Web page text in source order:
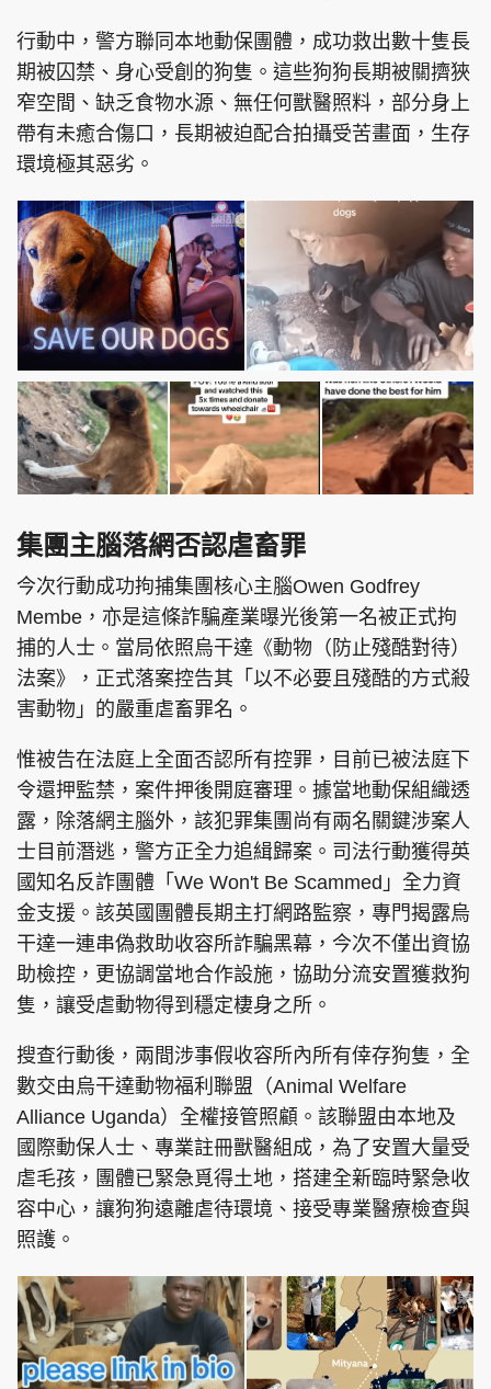
行動中，警方聯同本地動保團體，成功救出數十隻長
期被囚禁、身心受創的狗隻。這些狗狗長期被關擠狹
窄空間、缺乏食物水源、無任何獸醫照料，部分身上
帶有未癒合傷口，長期被迫配合拍攝受苦畫面，生存
環境極其惡劣。
集團主腦落網否認虐畜罪
今次行動成功拘捕集團核心主腦Owen Godfrey
Membe，亦是這條詐騙產業曝光後第一名被正式拘
捕的人士。當局依照烏干達《動物（防止殘酷對待）
法案》，正式落案控告其「以不必要且殘酷的方式殺
害動物」的嚴重虐畜罪名。
惟被告在法庭上全面否認所有控罪，目前已被法庭下
令還押監禁，案件押後開庭審理。據當地動保組織透
露，除落網主腦外，該犯罪集團尚有兩名關鍵涉案人
士目前潛逃，警方正全力追緝歸案。司法行動獲得英
國知名反詐團體「We Won't Be Scammed」全力資
金支援。該英國團體長期主打網路監察，專門揭露烏
干達一連串偽救助收容所詐騙黑幕，今次不僅出資協
助檢控，更協調當地合作設施，協助分流安置獲救狗
隻，讓受虐動物得到穩定棲身之所。
搜查行動後，兩間涉事假收容所內所有倖存狗隻，全
數交由烏干達動物福利聯盟（Animal Welfare
Alliance Uganda）全權接管照顧。該聯盟由本地及
國際動保人士、專業註冊獸醫組成，為了安置大量受
虐毛孩，團體已緊急覓得土地，搭建全新臨時緊急收
容中心，讓狗狗遠離虐待環境、接受專業醫療檢查與
照護。